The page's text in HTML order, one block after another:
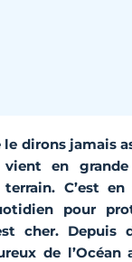
dirons jamais
vient en
C’est
pour
cher. Depuis
de